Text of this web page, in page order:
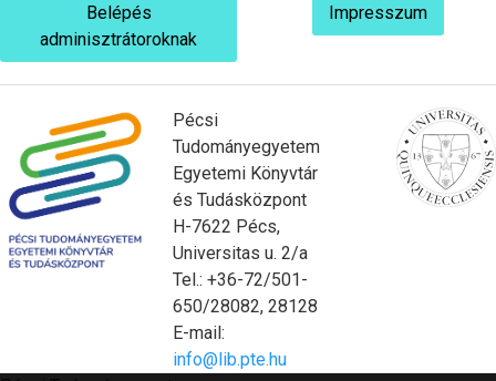
Belépés
adminisztrátoroknak
Impresszum
Pécsi
Tudományegyetem
Egyetemi Könyvtár
és Tudásközpont
H-7622 Pécs,
Universitas u. 2/a
Tel.: +36-72/501-
650/28082, 28128
E-mail:
info@lib.pte.hu